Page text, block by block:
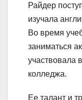
Райдер
изучала
Во время
заниматься
участвовала
колледжа.
Ее талант и